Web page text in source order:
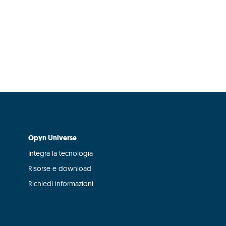
Opyn Universe
Integra la tecnologia
Risorse e download
Richiedi informazioni